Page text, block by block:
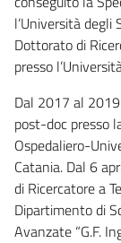
l’Università
Dottorato di
presso
Dal 2017 al
post-doc presso
Ospedaliero-
Catania. Dal 6
di Ricercatore a
Dipartimento di
Avanzate “G.F.